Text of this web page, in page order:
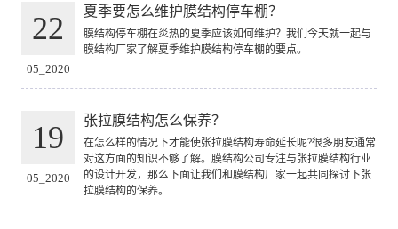
22
05_2020
夏季要怎么维护膜结构停车棚？
膜结构停车棚在炎热的夏季应该如何维护？我们今天就一起与
膜结构厂家了解夏季维护膜结构停车棚的要点。
19
05_2020
张拉膜结构怎么保养？
在怎么样的情况下才能使张拉膜结构寿命延长呢?很多朋友通常
对这方面的知识不够了解。膜结构公司专注与张拉膜结构行业
的设计开发，那么下面让我们和膜结构厂家一起共同探讨下张
拉膜结构的保养。